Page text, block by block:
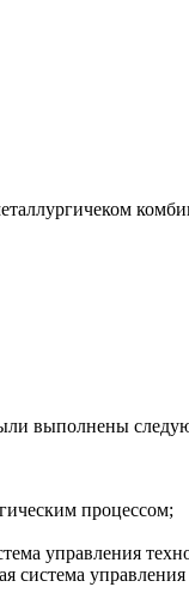
выполнены
процессом;
управления
система